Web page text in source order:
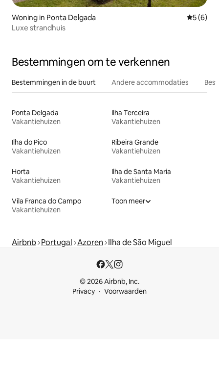
Woning in Ponta Delgada
5 (6)
Luxe strandhuis
Bestemmingen om te verkennen
Bestemmingen in de buurt Andere accommodaties
Ponta Delgada
Vakantiehuizen
Ilha Terceira
Vakantiehuizen
Ilha do Pico
Vakantiehuizen
Ribeira Grande
Vakantiehuizen
Horta
Vakantiehuizen
Ilha de Santa Maria
Vakantiehuizen
Vila Franca do Campo
Vakantiehuizen
Toon meer
Airbnb Portugal Azoren Ilha de São Miguel
© 2026 Airbnb, Inc.
Privacy
Voorwaarden